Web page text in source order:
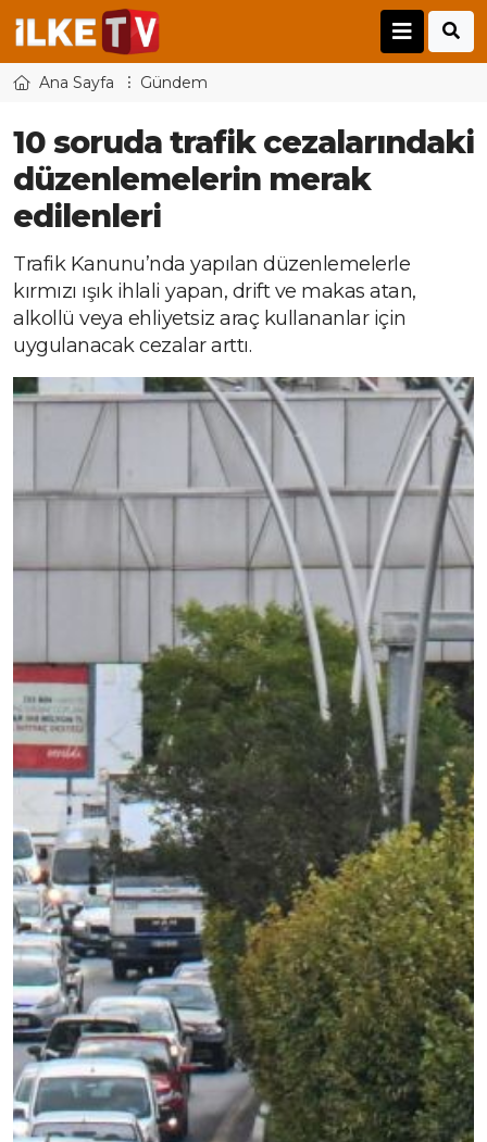
Ana Sayfa Gündem
10 soruda trafik cezalarındaki
düzenlemelerin merak
edilenleri
Trafik Kanunu’nda yapılan düzenlemelerle
kırmızı ışık ihlali yapan, drift ve makas atan,
alkollü veya ehliyetsiz araç kullananlar için
uygulanacak cezalar arttı.